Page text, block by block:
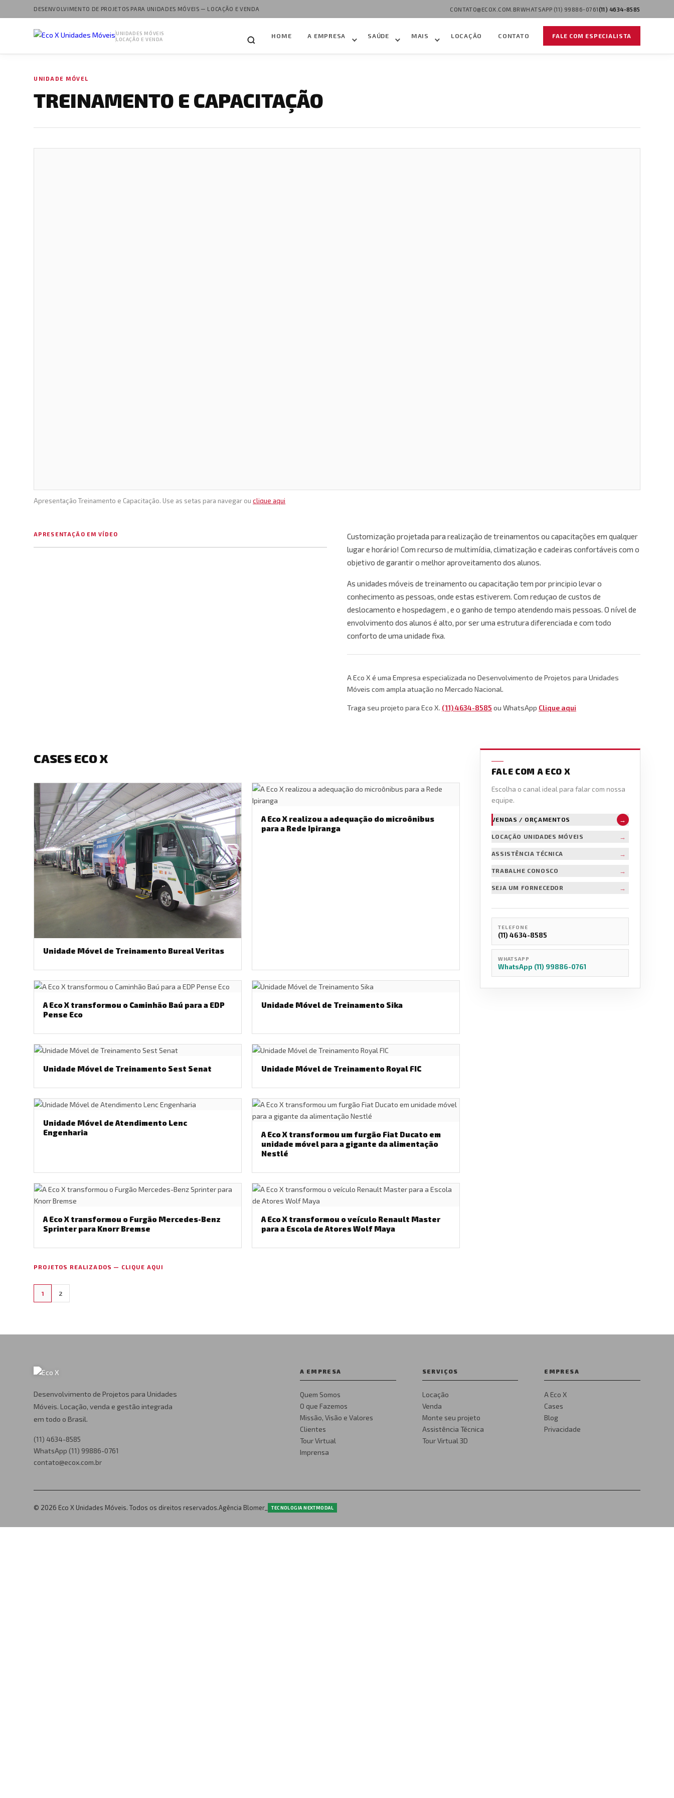
DESENVOLVIMENTO DE PROJETOS PARA UNIDADES MÓVEIS — LOCAÇÃO E VENDA CONTATO@ECOX.COM.BRWHATSAPP (11) 99886-0761(11) 4634-8585
UNIDADES MÓVEIS
LOCAÇÃO E VENDA
HOME A EMPRESA SAÚDE MAIS LOCAÇÃO CONTATO FALE COM ESPECIALISTA
UNIDADE MÓVEL
TREINAMENTO E CAPACITAÇÃO
Apresentação Treinamento e Capacitação. Use as setas para navegar ouclique aqui
APRESENTAÇÃO EM VÍDEO
Customização projetada para realização de treinamentos ou capacitações em qualquer
lugar e horário! Com recurso de multimídia, climatização e cadeiras confortáveis com o
objetivo de garantir o melhor aproveitamento dos alunos.
As unidades móveis de treinamento ou capacitação tem por principio levar o
conhecimento as pessoas, onde estas estiverem. Com reduçao de custos de
deslocamento e hospedagem , e o ganho de tempo atendendo mais pessoas. O nível de
envolvimento dos alunos é alto, por ser uma estrutura diferenciada e com todo
conforto de uma unidade fixa.
A Eco X é uma Empresa especializada no Desenvolvimento de Projetos para Unidades
Móveis com ampla atuação no Mercado Nacional.
Traga seu projeto para Eco X. (11) 4634-8585 ou WhatsApp Clique aqui
CASES ECO X
Unidade Móvel de Treinamento Bureal Veritas
A Eco X realizou a adequação do microônibus
para a Rede Ipiranga
A Eco X transformou o Caminhão Baú para a EDP
Pense Eco
Unidade Móvel de Treinamento Sika
Unidade Móvel de Treinamento Sest Senat Unidade Móvel de Treinamento Royal FIC
Unidade Móvel de Atendimento Lenc
Engenharia
A Eco X transformou um furgão Fiat Ducato em
unidade móvel para a gigante da alimentação
Nestlé
A Eco X transformou o Furgão Mercedes-Benz
Sprinter para Knorr Bremse
A Eco X transformou o veículo Renault Master
para a Escola de Atores Wolf Maya
PROJETOS REALIZADOS — CLIQUE AQUI
1 2
FALE COM A ECO X
Escolha o canal ideal para falar com nossa
equipe.
VENDAS / ORÇAMENTOS →
LOCAÇÃO UNIDADES MÓVEIS →
ASSISTÊNCIA TÉCNICA →
TRABALHE CONOSCO →
SEJA UM FORNECEDOR →
TELEFONE
(11) 4634-8585
WHATSAPP
WhatsApp (11) 99886-0761
Desenvolvimento de Projetos para Unidades
Móveis. Locação, venda e gestão integrada
em todo o Brasil.
(11) 4634-8585
WhatsApp (11) 99886-0761
contato@ecox.com.br
A EMPRESA
Quem Somos
O que Fazemos
Missão, Visão e Valores
Clientes
Tour Virtual
Imprensa
SERVIÇOS
Locação
Venda
Monte seu projeto
Assistência Técnica
Tour Virtual 3D
EMPRESA
A Eco X
Cases
Blog
Privacidade
© 2026 Eco X Unidades Móveis. Todos os direitos reservados.Agência Blomer_ TECNOLOGIA NEXTMODAL